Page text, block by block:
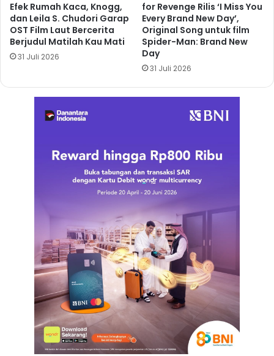
Efek Rumah Kaca, Knogg,
dan Leila S. Chudori Garap
OST Film Laut Bercerita
Berjudul Matilah Kau Mati
31 Juli 2026
for Revenge Rilis ‘I Miss You
Every Brand New Day’,
Original Song untuk film
Spider-Man: Brand New
Day
31 Juli 2026